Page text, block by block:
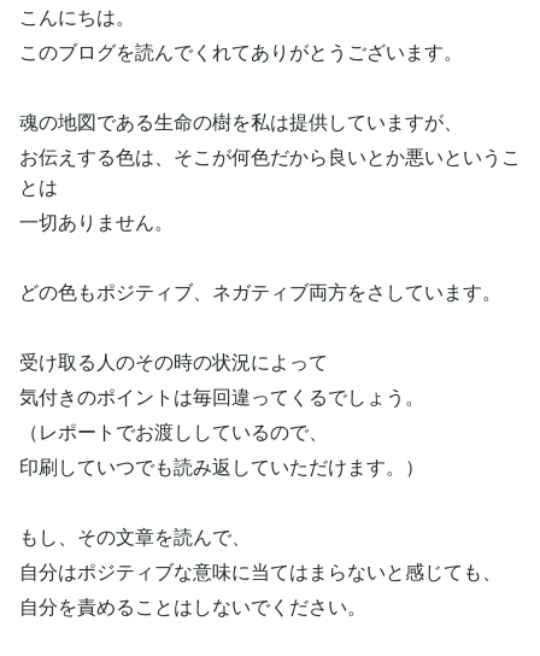
こんにちは。
このブログを読んでくれてありがとうございます。
魂の地図である生命の樹を私は提供していますが、
お伝えする色は、そこが何色だから良いとか悪いというこ
とは
一切ありません。
どの色もポジティブ、ネガティブ両方をさしています。
受け取る人のその時の状況によって
気付きのポイントは毎回違ってくるでしょう。
（レポートでお渡ししているので、
印刷していつでも読み返していただけます。）
もし、その文章を読んで、
自分はポジティブな意味に当てはまらないと感じても、
自分を責めることはしないでください。